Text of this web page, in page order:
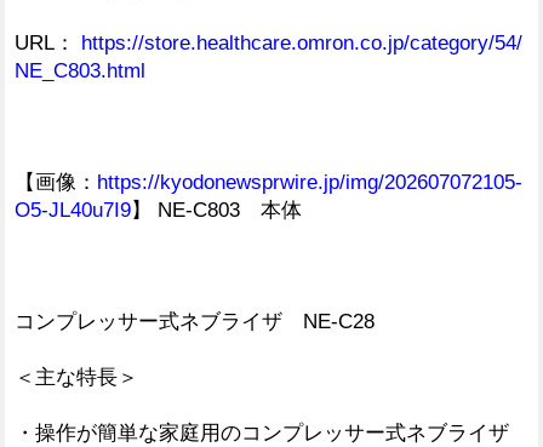
URL： https://store.healthcare.omron.co.jp/category/54/
NE_C803.html
【画像： https://kyodonewsprwire.jp/img/202607072105-
O5-JL40u7I9】 NE-C803 本体
コンプレッサー式ネブライザ NE-C28
＜主な特長＞
・操作が簡単な家庭用のコンプレッサー式ネブライザ